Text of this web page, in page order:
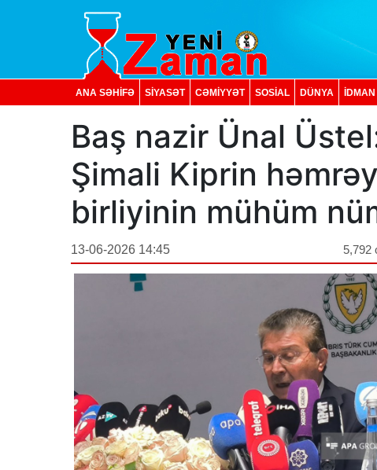
ANA SƏHİFƏ SİYASƏT CƏMİYYƏT SOSIAL DÜNYA İDMAN
Baş nazir Ünal
Şimali Kiprin
birliyinin mühüm
13-06-2026 14:45 5,792